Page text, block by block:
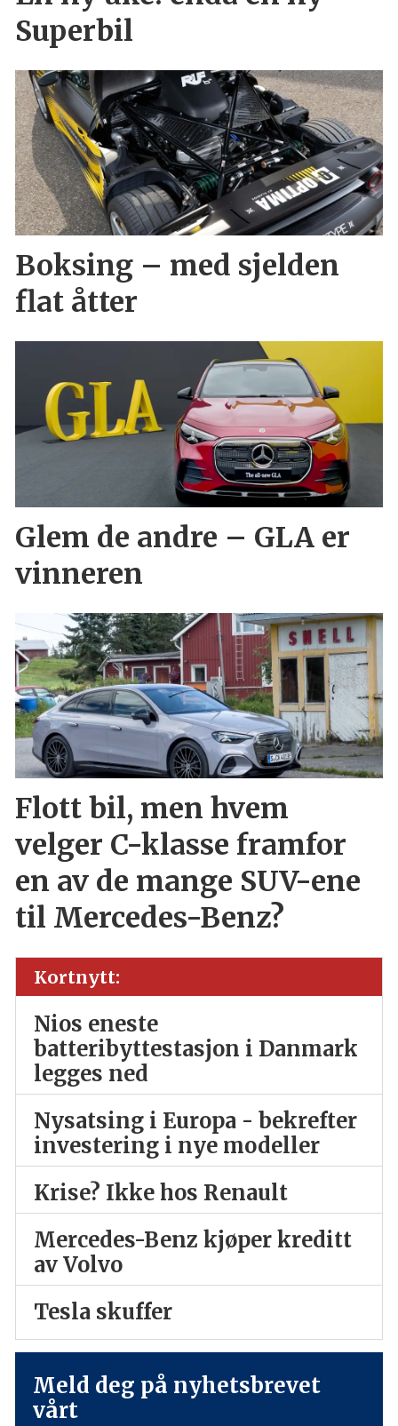
Superbil
Boksing – med sjelden
flat åtter
Glem de andre – GLA er
vinneren
Flott bil, men hvem
velger C-klasse framfor
en av de mange SUV-ene
til Mercedes-Benz?
Kortnytt:
Nios eneste
batteribyttestasjon i Danmark
legges ned
Nysatsing i Europa - bekrefter
investering i nye modeller
Krise? Ikke hos Renault
Mercedes-Benz kjøper kreditt
av Volvo
Tesla skuffer
Meld deg på nyhetsbrevet
vårt